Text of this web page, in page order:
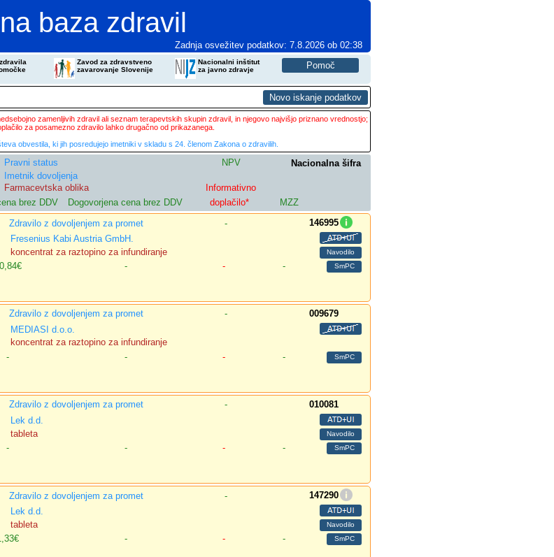
baza zdravil
Zadnja osvežitev podatkov: 7.8.2026 ob 02:38
Zavod za zdravstveno
zavarovanje Slovenije
Nacionalni inštitut
za javno zdravje
zamenljivih zdravil ali seznam terapevtskih skupin zdravil, in njegovo najvišjo priznano vrednostjo;
za posamezno zdravilo lahko drugačno od prikazanega.
obvestila, ki jih posredujejo imetniki v skladu s 24. členom Zakona o zdravilih.
Pravni status NPV
Nacionalna šifra
Imetnik dovoljenja
Farmacevtska oblika
Informativno
brez DDV Dogovorjena cena brez DDV doplačilo* MZZ
Zdravilo z dovoljenjem za promet -
146995
Fresenius Kabi Austria GmbH.
koncentrat za raztopino za infundiranje
- - -
Zdravilo z dovoljenjem za promet -
009679
MEDIASI d.o.o.
koncentrat za raztopino za infundiranje
- - - -
Zdravilo z dovoljenjem za promet -
010081
Lek d.d.
tableta
- - - -
Zdravilo z dovoljenjem za promet -
147290
Lek d.d.
tableta
- - -